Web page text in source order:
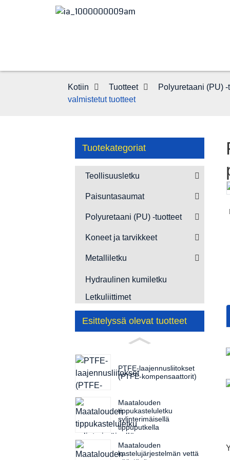
Kotiin Tuotteet Polyuretaani (PU) -
valmistetut tuotteet
Tuotekategoriat
Teollisuusletku
Paisuntasaumat
Polyuretaani (PU) -tuotteet
Koneet ja tarvikkeet
Metalliletku
Hydraulinen kumiletku
Letkuliittimet
Esittelyssä olevat tuotteet
PTFE-laajennusliitokset
(PTFE-kompensaattorit)
Maatalouden
tippukasteluletku
sylinterimäisellä
tippuputkella
Maatalouden
kastelujärjestelmän vettä
Loading...
Loading...